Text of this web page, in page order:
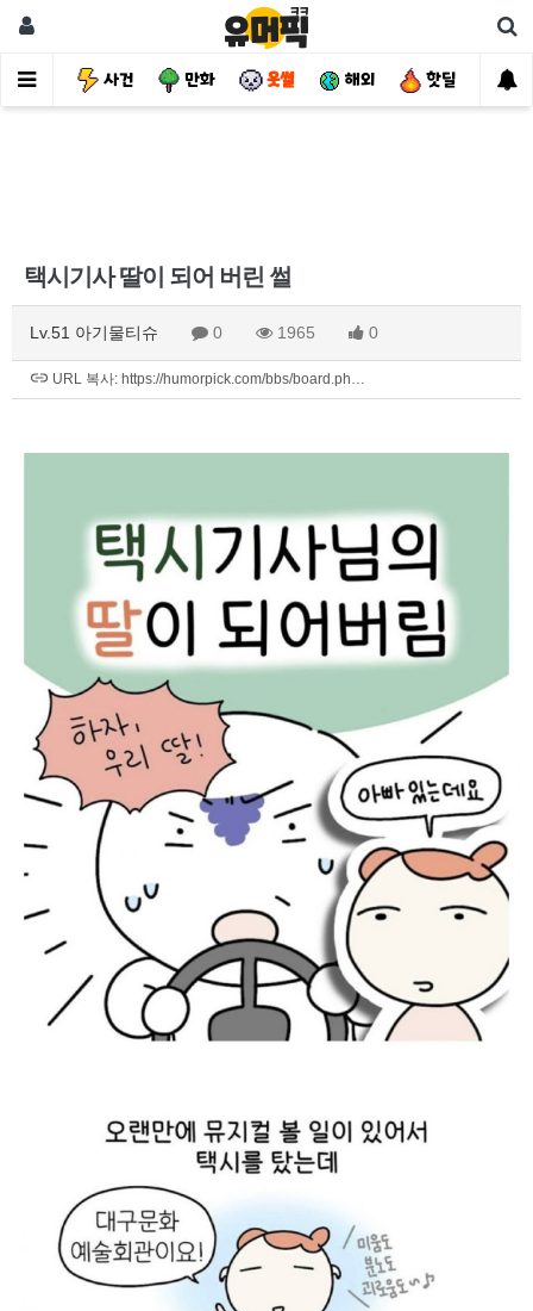
유머 사건 만화 웃썰 해외 핫딜 자
택시기사 딸이 되어 버린 썰
Lv.51 아기물티슈 0 1965 0
URL 복사: https://humorpick.com/bbs/board.ph…